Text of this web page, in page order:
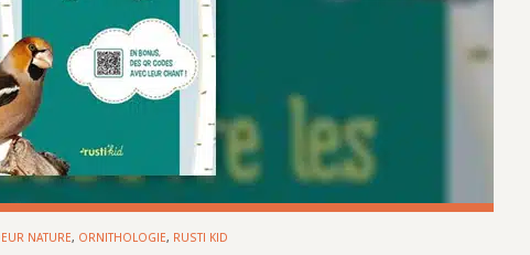
NATURE, ORNITHOLOGIE, RUSTI KID